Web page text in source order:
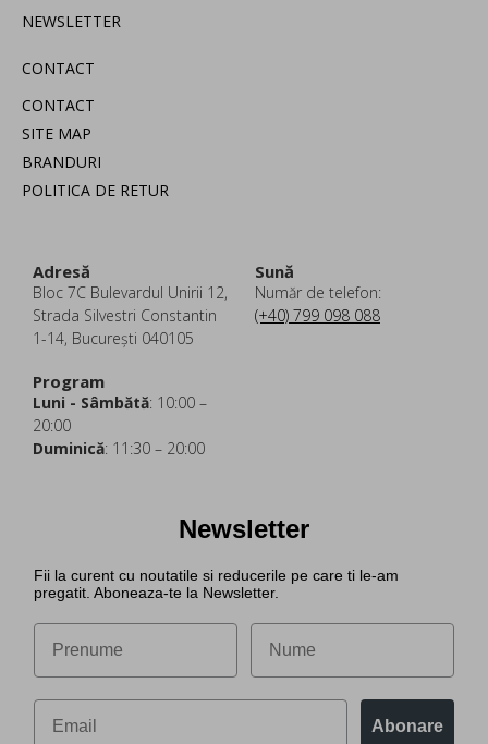
NEWSLETTER
CONTACT
CONTACT
SITE MAP
BRANDURI
POLITICA DE RETUR
Adresă
Bloc 7C Bulevardul Unirii 12,
Strada Silvestri Constantin
1-14, București 040105
Sună
Număr de telefon:
(+40) 799 098 088
Program
Luni - Sâmbătă: 10:00 –
20:00
Duminică: 11:30 – 20:00
Newsletter
Fii la curent cu noutatile si reducerile pe care ti le-am
pregatit. Aboneaza-te la Newsletter.
Abonare